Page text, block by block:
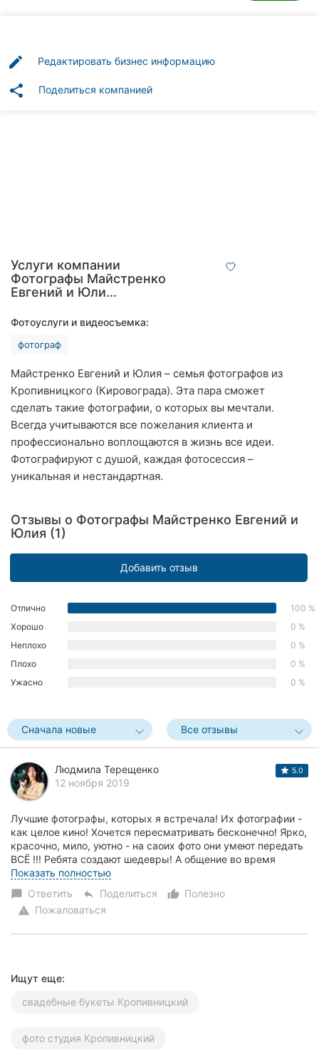
рубрики
Житомир
Одесса
Киев
Харьков
Днепр
Кривой
Николаев
Полтава
Черкассы
Черновцы
Ивано-
Франковск
Луцк
Ужгород
edit Редактировать бизнес информацию
share Поделиться компанией
Услуги компании
Фотографы Майстренко
Евгений и Юли...
Фотоуслуги и видеосъемка:
фотограф
Майстренко Евгений и Юлия – семья фотографов из
Кропивницкого (Кировограда). Эта пара сможет
сделать такие фотографии, о которых вы мечтали.
Всегда учитываются все пожелания клиента и
профессионально воплощаются в жизнь все идеи.
Фотографируют с душой, каждая фотосессия –
уникальная и нестандартная.
Отзывы о Фотографы Майстренко Евгений и
Юлия (1)
Добавить отзыв
Отлично
100 %
Хорошо
0 %
Неплохо
0 %
Плохо
0 %
Ужасно
0 %
Сначала новые Все отзывы
Людмила Терещенко
12 ноября 2019
5.0
Лучшие фотографы, которых я встречала! Их фотографии -
как целое кино! Хочется пересматривать бесконечно! Ярко,
красочно, мило, уютно - на саоих фото они умеют передать
ВСЁ !!! Ребята создают шедевры! А общение во время
съёмки - одно удовольствие! С...
Показать полностью
chat_bubble Ответить reply Поделиться thumb_up_alt
Полезно
warning Пожаловаться
Ищут еще:
свадебные букеты Кропивницкий
фото студия Кропивницкий